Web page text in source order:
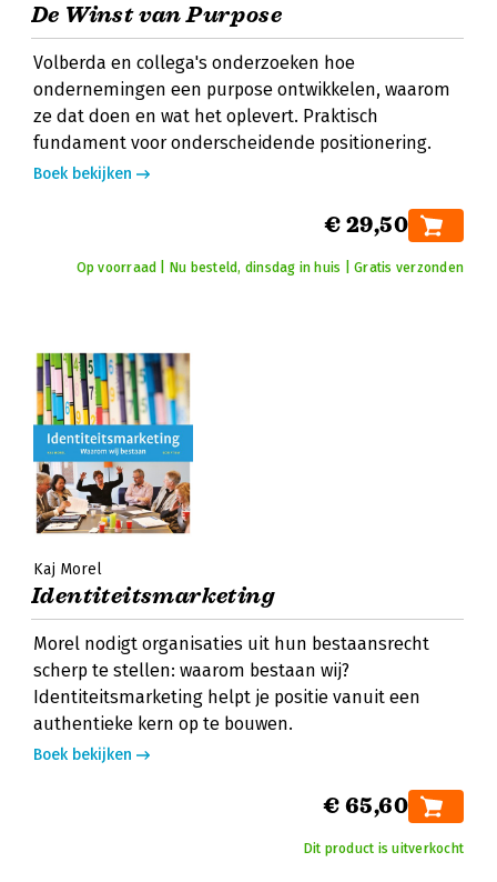
De Winst van Purpose
Volberda en collega's onderzoeken hoe
ondernemingen een purpose ontwikkelen, waarom
ze dat doen en wat het oplevert. Praktisch
fundament voor onderscheidende positionering.
Boek bekijken
€ 29,50
Op voorraad | Nu besteld, dinsdag in huis | Gratis verzonden
Kaj Morel
Identiteitsmarketing
Morel nodigt organisaties uit hun bestaansrecht
scherp te stellen: waarom bestaan wij?
Identiteitsmarketing helpt je positie vanuit een
authentieke kern op te bouwen.
Boek bekijken
€ 65,60
Dit product is uitverkocht